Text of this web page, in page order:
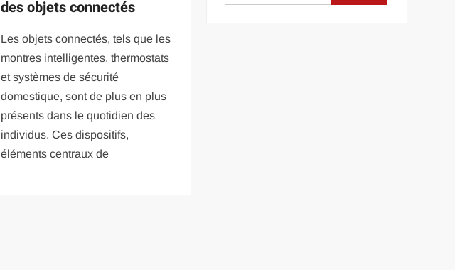
des objets connectés
Les objets connectés, tels que les
montres intelligentes, thermostats
et systèmes de sécurité
domestique, sont de plus en plus
présents dans le quotidien des
individus. Ces dispositifs,
éléments centraux de